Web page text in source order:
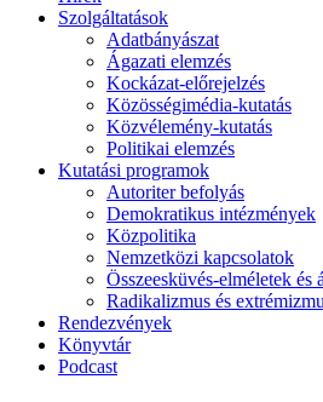
Szolgáltatások
Adatbányászat
Ágazati elemzés
Kockázat-előrejelzés
Közösségimédia-kutatás
Közvélemény-kutatás
Politikai elemzés
Kutatási programok
Autoriter befolyás
Demokratikus intézmények
Közpolitika
Nemzetközi kapcsolatok
Összeesküvés-elméletek és
Radikalizmus és
Rendezvények
Könyvtár
Podcast